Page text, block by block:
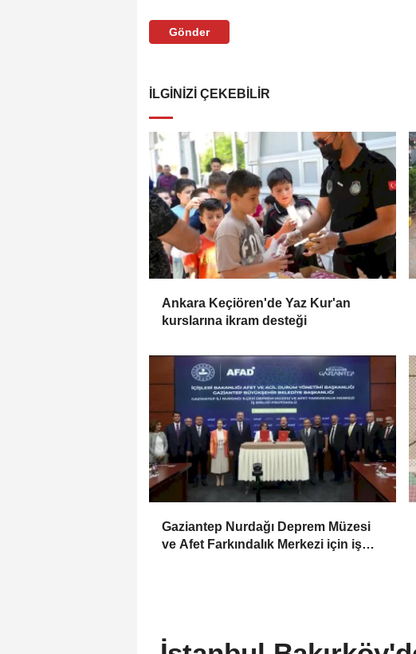
Gönder
İLGINIZI ÇEKEBILIR
Ankara Keçiören'de Yaz Kur'an
kurslarına ikram desteği
Gaziantep Nurdağı Deprem Müzesi
ve Afet Farkındalık Merkezi için iş